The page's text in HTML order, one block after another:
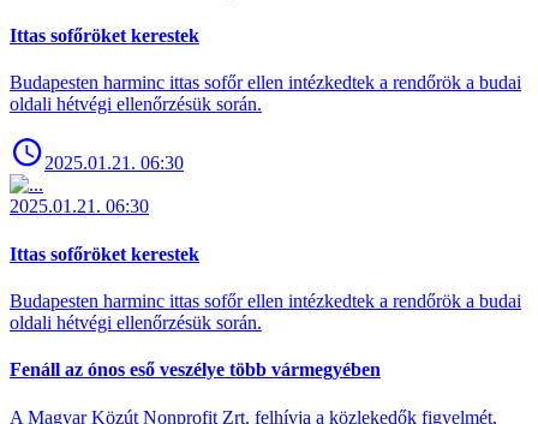
Ittas sofőröket kerestek
Budapesten harminc ittas sofőr ellen intézkedtek a rendőrök a budai
oldali hétvégi ellenőrzésük során.
2025.01.21. 06:30
2025.01.21. 06:30
Ittas sofőröket kerestek
Budapesten harminc ittas sofőr ellen intézkedtek a rendőrök a budai
oldali hétvégi ellenőrzésük során.
Fenáll az ónos eső veszélye több vármegyében
A Magyar Közút Nonprofit Zrt. felhívja a közlekedők figyelmét,